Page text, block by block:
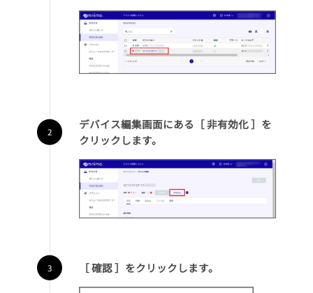
デバイス編集画面にある［ 非有効化 ］を
クリックします。
［ 確認 ］をクリックします。